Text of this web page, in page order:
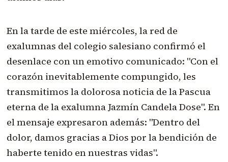
En la tarde de este miércoles, la red de
exalumnas del colegio salesiano confirmó el
desenlace con un emotivo comunicado: "Con el
corazón inevitablemente compungido, les
transmitimos la dolorosa noticia de la Pascua
eterna de la exalumna Jazmín Candela Dose". En
el mensaje expresaron además: "Dentro del
dolor, damos gracias a Dios por la bendición de
haberte tenido en nuestras vidas".